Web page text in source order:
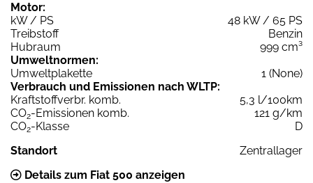
Motor:
kW / PS
48 kW / 65 PS
Treibstoff
Benzin
Hubraum
999 cm³
Umweltnormen:
Umweltplakette
1 (None)
Verbrauch und Emissionen nach WLTP:
Kraftstoffverbr. komb.
5,3 l/100km
CO2-Emissionen komb.
121 g/km
CO2-Klasse
D
Standort
Zentrallager
Details zum Fiat 500 anzeigen